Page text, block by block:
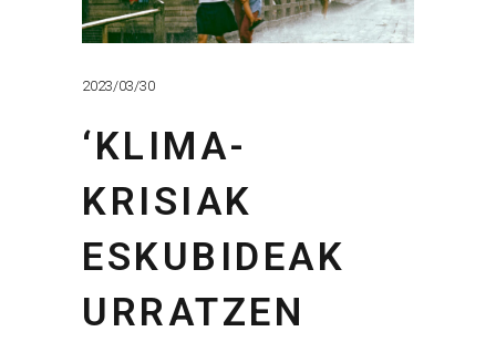
2023/03/30
‘KLIMA-
KRISIAK
ESKUBIDEAK
URRATZEN